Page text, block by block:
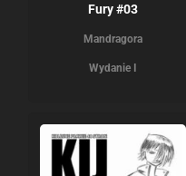
Fury #03
Mandragora
Wydanie I